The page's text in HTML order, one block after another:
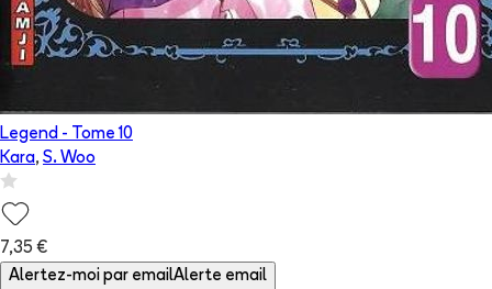
Legend - Tome 10
Kara, S. Woo
7,35 €
Alertez-moi par emailAlerte email